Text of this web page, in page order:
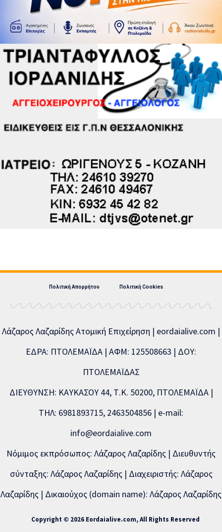
Πολιτική Απορρήτου Πολιτική Cookies
Λάζαρος Λαζαρίδης Ατομική Επιχείρηση | eordaialive.com |
ΕΔΡΑ: ΠΤΟΛΕΜΑΪΔΑ | ΑΦΜ: 125508663 | ΔΟΥ:
ΠΤΟΛΕΜΑΪΔΑΣ
ΔΙΕΥΘΥΝΣΗ: ΚΑΥΚΑΣΟΥ 44, Τ.Κ. 50200, ΠΤΟΛΕΜΑΪΔΑ |
ΤΗΛ: 6981893715, 2463504856 | e-mail:
info@eordaialive.com
Νόμιμος εκπρόσωπος: Λάζαρος Λαζαρίδης | Διευθυντής
σύνταξης: Λάζαρος Λαζαρίδης | Διαχειριστής: Λάζαρος
Λαζαρίδης | Δικαιούχος (domain name): Λάζαρος Λαζαρίδης
Copyright © 2026 Eordaialive.com, All Rights Reserved